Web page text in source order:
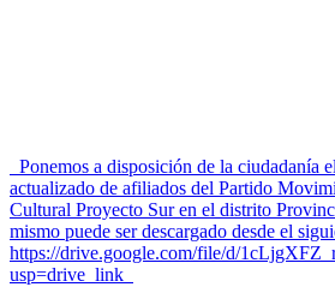
Ponemos a disposición de la ciudadanía
actualizado de afiliados del Partido
Cultural Proyecto Sur en el distrito
mismo puede ser descargado desde el
https://drive.google.com/file/d/
usp=drive_link